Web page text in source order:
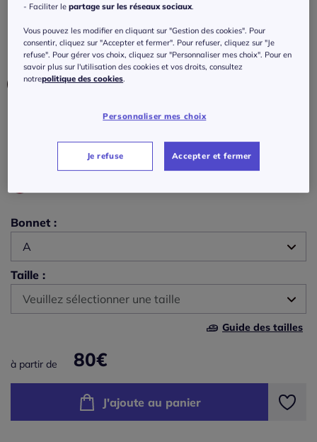
Réf : 781.186.003
Couleur :bleu foncé
Choisir une couleur :
Bonnet :
A
A
Taille :
Veuillez sélectionner une taille
36 - En stock
épuisé
Guide des tailles
à partir de 80€
J'ajoute au panier
- Faciliter lepartage sur les réseaux sociaux
Vous pouvez les modifier en cliquant sur "Gestion des cookies". Pour
consentir, cliquez sur "Accepter et fermer". Pour refuser, cliquez sur "Je
refuse". Pour gérer vos choix, cliquez sur "Personnaliser mes choix". Pour en
savoir plus sur l'utilisation des cookies et vos droits, consultez
notrepolitique des cookies
Personnaliser mes choix
Je refuse Accepter et fermer